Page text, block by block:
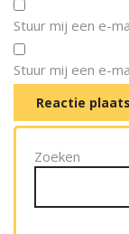
Stuur mij een e-
Stuur mij een e-
Zoeken